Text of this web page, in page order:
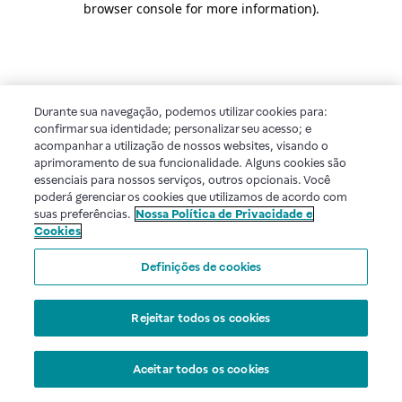
browser console for more information).
Durante sua navegação, podemos utilizar cookies para:
confirmar sua identidade; personalizar seu acesso; e
acompanhar a utilização de nossos websites, visando o
aprimoramento de sua funcionalidade. Alguns cookies são
essenciais para nossos serviços, outros opcionais. Você
poderá gerenciar os cookies que utilizamos de acordo com
suas preferências. Nossa Política de Privacidade e
Cookies
Definições de cookies
Rejeitar todos os cookies
Aceitar todos os cookies